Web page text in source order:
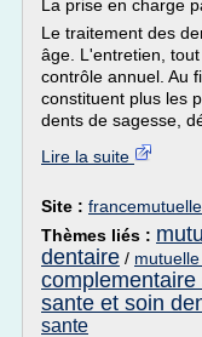
La prise en charge
Le traitement des
âge. L'entretien,
contrôle annuel. Au
constituent plus les
dents de sagesse,
Lire la suite
Site :
Thèmes liés :
dentaire /
sante et soin
sante